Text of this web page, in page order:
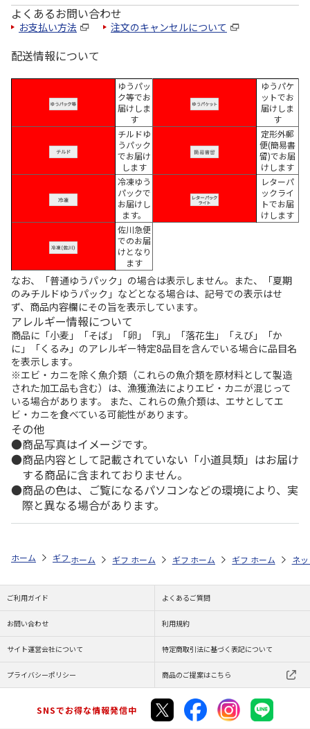
よくあるお問い合わせ
お支払い方法 注文のキャンセルについて
配送情報について
ゆうパッ
ク等でお
届けしま
す
ゆうパケ
ットでお
届けしま
す
チルドゆ
うパック
でお届け
します
定形外郵
便(簡易書
留)でお届
けします
冷凍ゆう
パックで
お届けし
ます。
レターパ
ックライ
トでお届
けします
佐川急便
でのお届
けとなり
ます
なお、「普通ゆうパック」の場合は表示しません。また、「夏期
のみチルドゆうパック」などとなる場合は、記号での表示はせ
ず、商品内容欄にその旨を表示しています。
アレルギー情報について
商品に「小麦」「そば」「卵」「乳」「落花生」「えび」「か
に」「くるみ」のアレルギー特定8品目を含んでいる場合に品目名
を表示します。
※エビ・カニを除く魚介類（これらの魚介類を原材料として製造
された加工品も含む）は、漁獲漁法によりエビ・カニが混じって
いる場合があります。 また、これらの魚介類は、エサとしてエ
ビ・カニを食べている可能性があります。
その他
商品写真はイメージです。
商品内容として記載されていない「小道具類」はお届け
する商品に含まれておりません。
商品の色は、ご覧になるパソコンなどの環境により、実
際と異なる場合があります。
ホーム ギフトストア お中元・夏ギフト特集 2026 そうめん・麺類
ホーム ギフトストア お中元・夏ギフト特集 2026
ホーム ギフトストア お中元・夏ギフト
ホーム ギフトストア お
ホーム ネ
ご利用ガイド よくあるご質問
お問い合わせ 利用規約
サイト運営会社について 特定商取引法に基づく表記について
プライバシーポリシー 商品のご提案はこちら
SNSでお得な情報発信中